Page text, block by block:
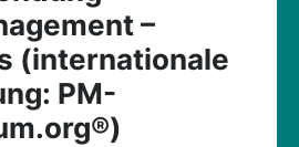
–
(internationale
PM-